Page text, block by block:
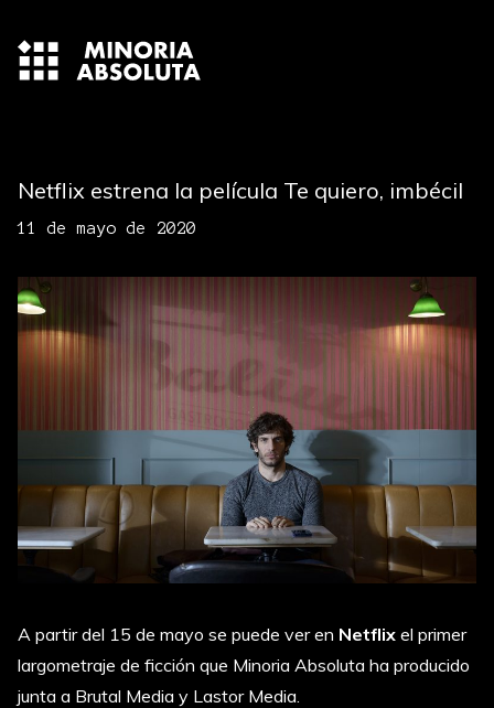
Netflix estrena la película Te quiero, imbécil
11 de mayo de 2020
A partir del 15 de mayo se puede ver en Netflix el primer
largometraje de ficción que Minoria Absoluta ha producido
junta a Brutal Media y Lastor Media.